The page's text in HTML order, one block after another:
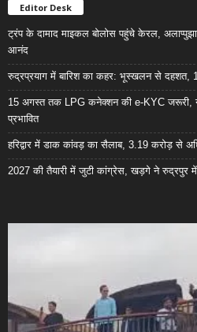
Editor Desk
ट्रंप के दामाद माइकल बोलोस पहुंचे केरल,
आनंद
रुद्रप्रयाग में बारिश का कहर: भूस्खलन से दहशत,
15 अगस्त तक LPG कनेक्शन की e-KYC जरूरी,
प्रभावित
हरिद्वार में डाक कांवड़ का सैलाब, 3.19 करोड़ से
2027 की तैयारी में जुटी कांग्रेस, खड़गे ने रुद्रपुर